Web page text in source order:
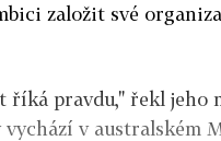
založit své
říká pravdu," řekl jeho
v australském